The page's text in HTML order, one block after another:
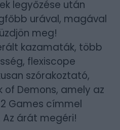
legyőzése után
urával, magával
meg!
kazamaták, több
flexiscope
szórakoztató,
of Demons, amely az
Games címmel
árát megéri!